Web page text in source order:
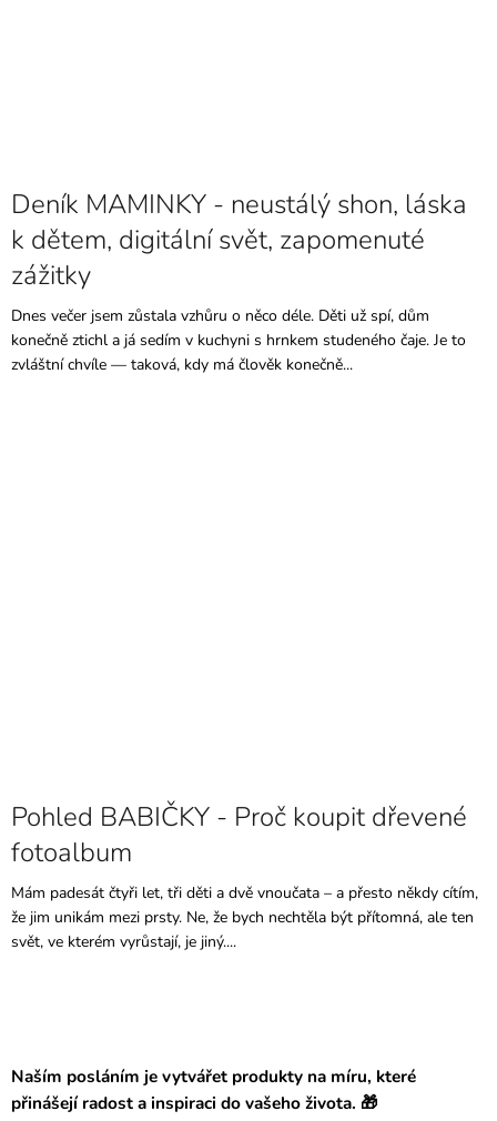
Deník MAMINKY - neustálý shon, láska
k dětem, digitální svět, zapomenuté
zážitky
Dnes večer jsem zůstala vzhůru o něco déle. Děti už spí, dům
konečně ztichl a já sedím v kuchyni s hrnkem studeného čaje. Je to
zvláštní chvíle — taková, kdy má člověk konečně...
Pohled BABIČKY - Proč koupit dřevené
fotoalbum
Mám padesát čtyři let, tři děti a dvě vnoučata – a přesto někdy cítím,
že jim unikám mezi prsty. Ne, že bych nechtěla být přítomná, ale ten
svět, ve kterém vyrůstají, je jiný....
Naším posláním je vytvářet produkty na míru, které
přinášejí radost a inspiraci do vašeho života. 🎁